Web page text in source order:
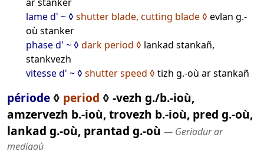
lame d' ~
shutter blade, cutting blade
evlan g.-
où stanker
phase d' ~
dark period
lankad stankañ,
stankvezh
vitesse d' ~
shutter speed tizh g.-où ar stankañ
période ◊ period ◊ -vezh g./b.-ioù,
amzervezh b.-ioù, trovezh b.-ioù, pred g.‑où,
lankad g.‑où, prantad g.‑où ― Geriadur ar
mediaoù